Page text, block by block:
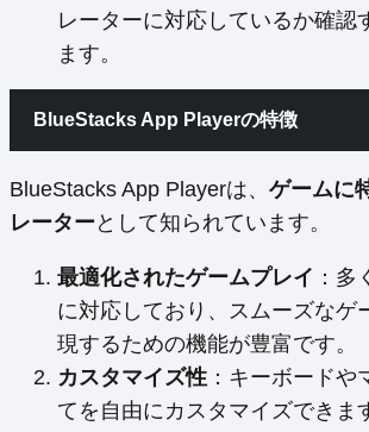
レーターに対応しているか確認
ます。
BlueStacks App Playerの特徴
BlueStacks App Playerは、 ゲームに
レーターとして知られています。
最適化されたゲームプレイ ：多
に対応しており、スムーズなゲ
現するための機能が豊富です。
カスタマイズ性 ：キーボードや
てを自由にカスタマイズできま